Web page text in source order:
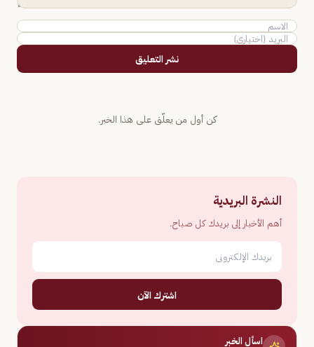
نشر التعليق
كن أول من يعلّق على هذا الخبر.
النشرة البريدية
أهم الأخبار إلى بريدك كل صباح.
اشترك الآن
اسأل الخبر